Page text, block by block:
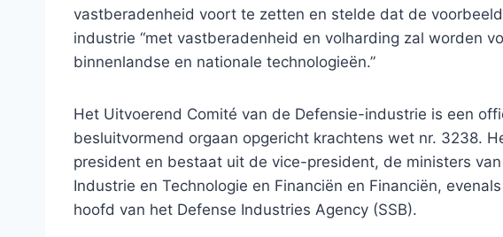
vastberadenheid voort te zetten en stelde dat de
industrie “met vastberadenheid en volharding zal worden
binnenlandse en nationale technologieën.”
Het Uitvoerend Comité van de Defensie-industrie is een
besluitvormend orgaan opgericht krachtens wet nr. 3238.
president en bestaat uit de vice-president, de ministers
Industrie en Technologie en Financiën en Financiën,
hoofd van het Defense Industries Agency (SSB).